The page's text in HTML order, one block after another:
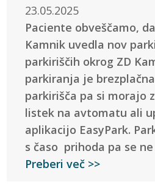
23.05.2025
Paciente obveščamo,
Kamnik uvedla nov
parkiriščih okrog ZD
parkiranja je
parkirišča pa si morajo
listek na avtomatu ali
aplikacijo EasyPark.
s časo prihoda pa se
Preberi več >>